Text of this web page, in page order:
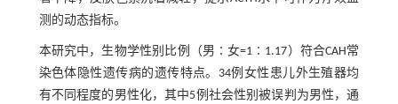
测的动态指标。
本研究中，生物学性别比例（男∶女=1∶1.17）符合CAH常
染色体隐性遗传病的遗传特点。34例女性患儿外生殖器均
有不同程度的男性化，其中5例社会性别被误判为男性，通